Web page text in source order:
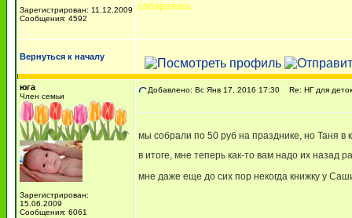
Зарегистрирован: 11.12.2009
Сообщения: 4592
собиралась.
Вернуться к началу
юга
Член семьи
Зарегистрирован:
15.06.2009
Сообщения: 6061
Добавлено: Вс Янв 17, 2016 17:30 Re: НГ для
мы собрали по 50 руб на празднике, но Таня в
в итоге, мне теперь как-то вам надо их назад
мне даже еще до сих пор некогда книжку у